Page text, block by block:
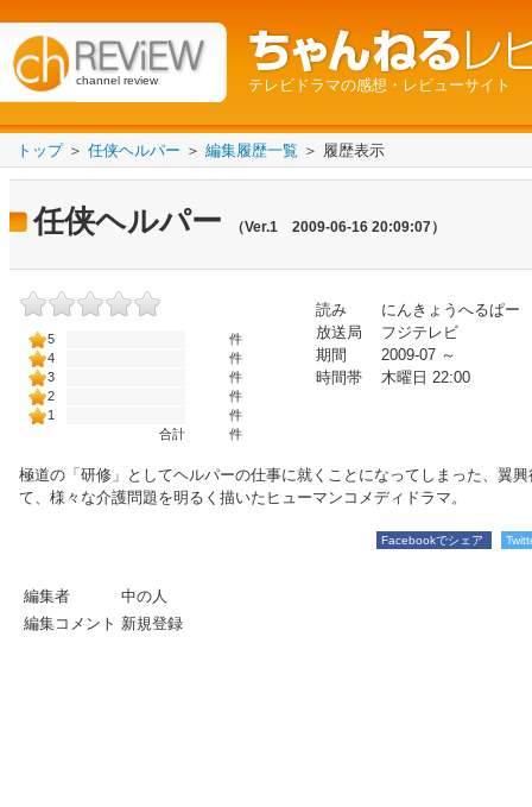
channel review テレビドラマの感想・レビューサイト
トップ＞ 任侠ヘルパー ＞ 編集履歴一覧 ＞ 履歴表示
任侠ヘルパー （Ver.1 2009-06-16 20:09:07）
5
件
4
件
3
件
2
件
1
件
合計
件
読み
にんきょうへるぱー
放送局
フジテレビ
期間
2009-07 ～
時間帯
木曜日 22:00
極道の「研修」としてヘルパーの仕事に就くことになってしまった、翼
て、様々な介護問題を明るく描いたヒューマンコメディドラマ。
Facebookでシェア
編集者
中の人
編集コメント 新規登録